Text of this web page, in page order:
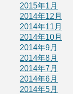
2015年1月
2014年12月
2014年11月
2014年10月
2014年9月
2014年8月
2014年7月
2014年6月
2014年5月